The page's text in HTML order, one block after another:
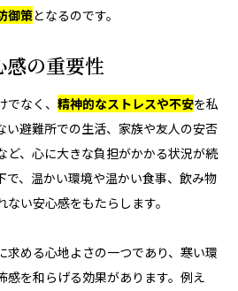
御策となるのです。
感の重要性
なく、 精神的なストレスや不安を私
い避難所での生活、家族や友人の安否
ど、心に大きな負担がかかる状況が続
で、温かい環境や温かい食事、飲み物
い安心感をもたらします。
求める心地よさの一つであり、寒い環
感を和らげる効果があります。例え